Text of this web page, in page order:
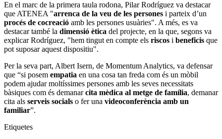
En el marc de la primera taula rodona, Pilar Rodríguez va destacar
que ATENEA "arrenca de la veu de les persones i parteix d’un
procés de cocreació amb les persones usuàries". A més, es va
destacar també la dimensió ètica del projecte, en la que, segons va
explicar Rodríguez, "hem tingut en compte els riscos i beneficis que
pot suposar aquest dispositiu".
Per la seva part, Albert Isern, de Momentum Analytics, va defensar
que “si posem empatia en una cosa tan freda com és un mòbil
podem ajudar moltíssimes persones amb les seves necessitats
bàsiques com és demanarcita mèdica al metge de família, demanar
cita als serveis socials o fer una videoconferència amb un
familiar”.
Etiquetes